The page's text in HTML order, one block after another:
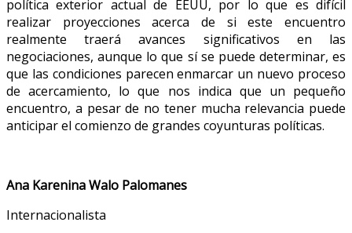
política exterior actual de EEUU, por lo que es difícil
realizar proyecciones acerca de si este encuentro
realmente traerá avances significativos en las
negociaciones, aunque lo que sí se puede determinar, es
que las condiciones parecen enmarcar un nuevo proceso
de acercamiento, lo que nos indica que un pequeño
encuentro, a pesar de no tener mucha relevancia puede
anticipar el comienzo de grandes coyunturas políticas.
Ana Karenina Walo Palomanes
Internacionalista